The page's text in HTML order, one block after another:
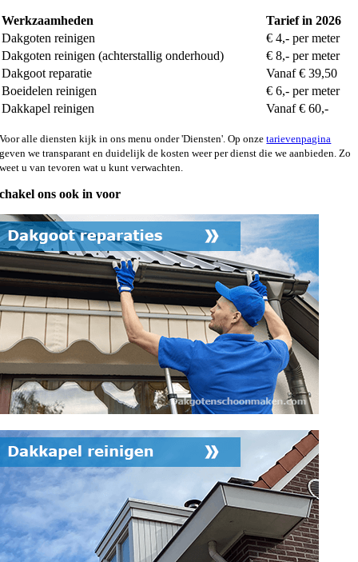
Werkzaamheden
Tarief in 2026
Dakgoten reinigen
€ 4,- per meter
Dakgoten reinigen (achterstallig onderhoud)
€ 8,- per meter
Dakgoot reparatie
Vanaf € 39,50
Boeidelen reinigen
€ 6,- per meter
Dakkapel reinigen
Vanaf € 60,-
Voor alle diensten kijk in ons menu onder 'Diensten'. Op onzetarievenpagina
geven we transparant en duidelijk de kosten weer per dienst die we aanbieden. Zo
weet u van tevoren wat u kunt verwachten.
ons ook in voor